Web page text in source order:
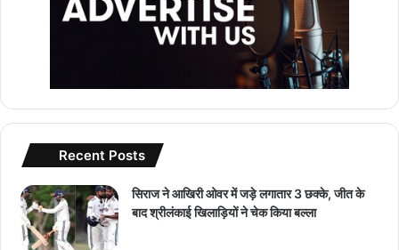
Recent Posts
सिराज ने आखिरी ओवर में जड़े लगातार 3 छक्के, जीत के
बाद श्रीलंकाई खिलाड़ियों ने चेक किया बल्ला